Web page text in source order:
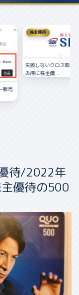
販売
株主優待
失敗しないクロス取引
お得に株主優...
待/2022年
優待の500